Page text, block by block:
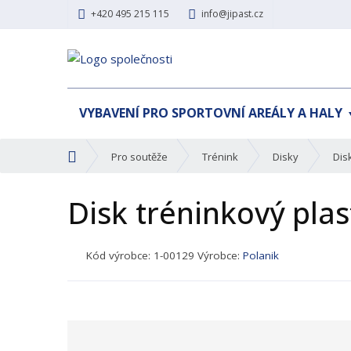
+420 495 215 115 info@jipast.cz
VYBAVENÍ PRO SPORTOVNÍ AREÁLY A HALY
d
n
Pro soutěže Trénink Disky
Disk tréninkový
K
Kód výrobce: 1-00129 Výrobce:Polanik